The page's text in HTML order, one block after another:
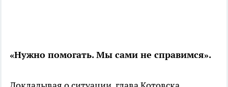
«Нужно помогать. Мы сами не справимся».